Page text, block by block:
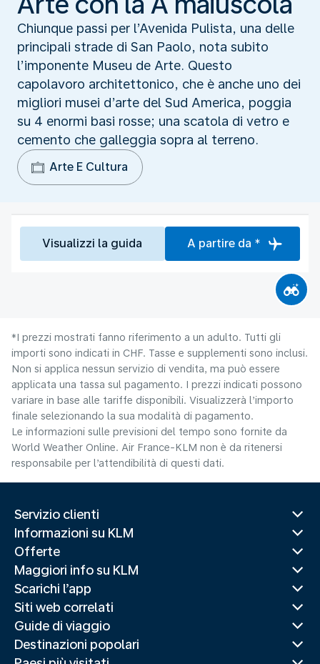
Chiunque passi per l’Avenida Pulista, una delle
principali strade di San Paolo, nota subito
l’imponente Museu de Arte. Questo
capolavoro architettonico, che è anche uno dei
migliori musei d’arte del Sud America, poggia
su 4 enormi basi rosse; una scatola di vetro e
cemento che galleggia sopra al terreno.
Arte E Cultura
Visualizzi la guida A partire da *
*I prezzi mostrati fanno riferimento a un adulto. Tutti gli
importi sono indicati in CHF. Tasse e supplementi sono inclusi.
Non si applica nessun servizio di vendita, ma può essere
applicata una tassa sul pagamento. I prezzi indicati possono
variare in base alle tariffe disponibili. Visualizzerà l’importo
finale selezionando la sua modalità di pagamento.
Le informazioni sulle previsioni del tempo sono fornite da
World Weather Online. Air France-KLM non è da ritenersi
responsabile per l’attendibilità di questi dati.
Servizio clienti
Informazioni su KLM
Offerte
Maggiori info su KLM
Scarichi l’app
Siti web correlati
Guide di viaggio
Destinazioni popolari